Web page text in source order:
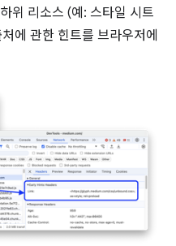
위 리소스 (예: 스타일 시트
에 관한 힌트를 브라우저에